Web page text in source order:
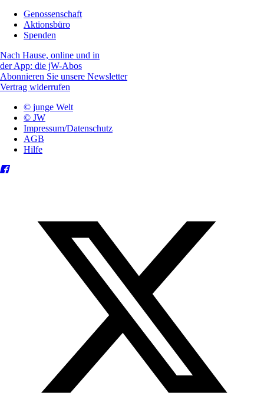
Genossenschaft
Aktionsbüro
Spenden
Nach Hause, online und in
der App: die jW-Abos
Abonnieren Sie unsere Newsletter
Vertrag widerrufen
© junge Welt
© JW
Impressum/Datenschutz
AGB
Hilfe